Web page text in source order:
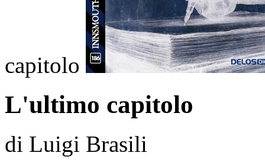
capitolo
L'ultimo capitolo
di Luigi Brasili